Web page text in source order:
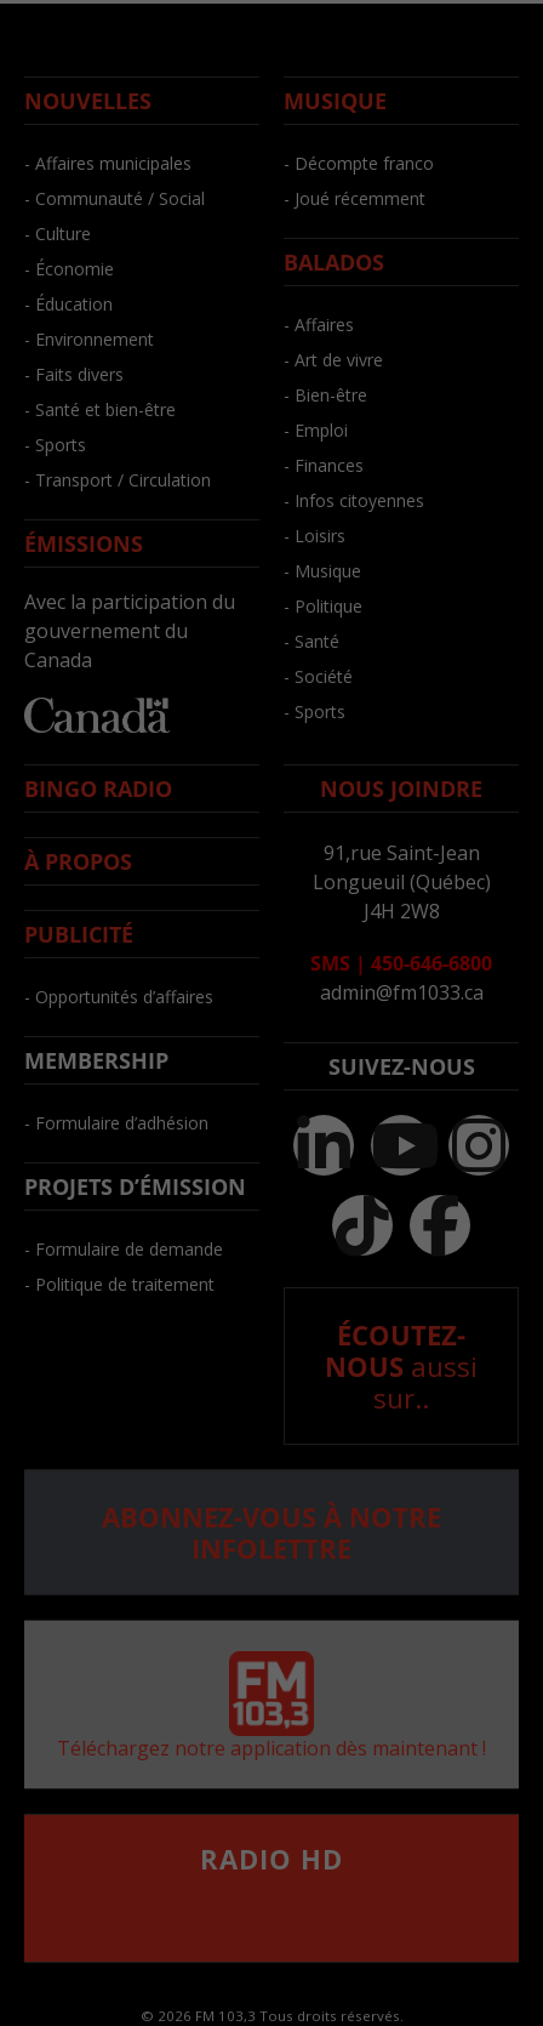
NOUVELLES
- Affaires municipales
- Communauté / Social
- Culture
- Économie
- Éducation
- Environnement
- Faits divers
- Santé et bien-être
- Sports
- Transport / Circulation
ÉMISSIONS
Avec la participation du
gouvernement du
Canada
MUSIQUE
- Décompte franco
- Joué récemment
BALADOS
- Affaires
- Art de vivre
- Bien-être
- Emploi
- Finances
- Infos citoyennes
- Loisirs
- Musique
- Politique
- Santé
- Société
- Sports
BINGO RADIO
À PROPOS
PUBLICITÉ
- Opportunités d’affaires
MEMBERSHIP
- Formulaire d’adhésion
PROJETS D’ÉMISSION
- Formulaire de demande
- Politique de traitement
NOUS JOINDRE
91,rue Saint-Jean
Longueuil (Québec)
J4H 2W8
SMS | 450-646-6800
admin@fm1033.ca
SUIVEZ-NOUS
ÉCOUTEZ-
NOUS aussi
sur..
ABONNEZ-VOUS À NOTRE
INFOLETTRE
Téléchargez notre application dès maintenant !
RADIO HD
© 2026 FM 103,3 Tous droits réservés.